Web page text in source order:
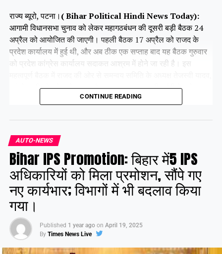
राज्य ब्यूरो, पटना। ( Bihar Political Hindi News Today):
आगामी विधानसभा चुनाव को लेकर महागठबंधन की दूसरी बड़ी बैठक 24
अप्रैल को आयोजित की जाएगी। पहली बैठक 17 अप्रैल को राजद के
प्रदेश कार्यालय में हुई थी, और अब ठीक एक सप्ताह बाद यह बैठक गुरुवार
को प्रदेश कांग्रेस कार्यालय सदाकत आश्रम में होने जा रही है। इस
कांग्रेस की ओर से राजेश राम और कृष्णा अल्लावारू, वीआईपी के मुकेश
सहनी और वाम दलों के प्रमुख नेता भाग लेंगे।
Share this:
Facebook X
Like this:
CONTINUE READING
AUTO-NEWS
Bihar IPS Promotion: बिहार में5 IPS
अधिकारियों को मिला प्रमोशन, सौंपे गए
नए कार्यभार; विभागों में भी बदलाव किया
गया।
Published 1 year ago on April 19, 2025
By Times News Live